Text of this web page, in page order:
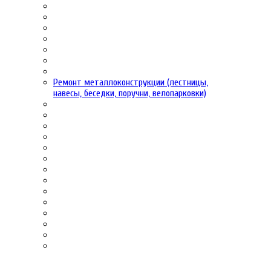
Ремонт металлоконструкции (лестницы,
навесы, беседки, поручни, велопарковки)